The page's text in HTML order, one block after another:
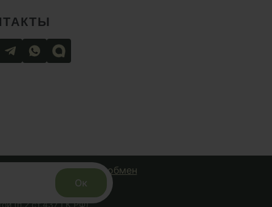
Возврат и обмен
запрещено.
(п.2 ст.437 ГК РФ)
Ок